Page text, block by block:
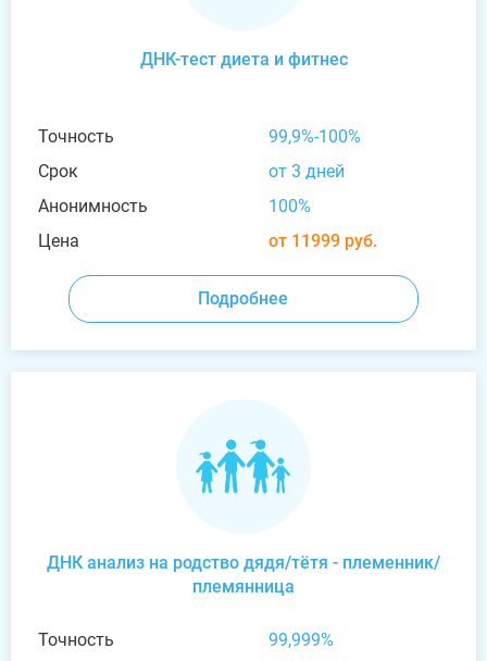
ДНК-тест диета и фитнес
Точность
99,9%-100%
Срок
от 3 дней
Анонимность
100%
Цена
от 11999 руб.
Подробнее
ДНК анализ на родство дядя/тётя - племенник/
племянница
Точность
99,999%